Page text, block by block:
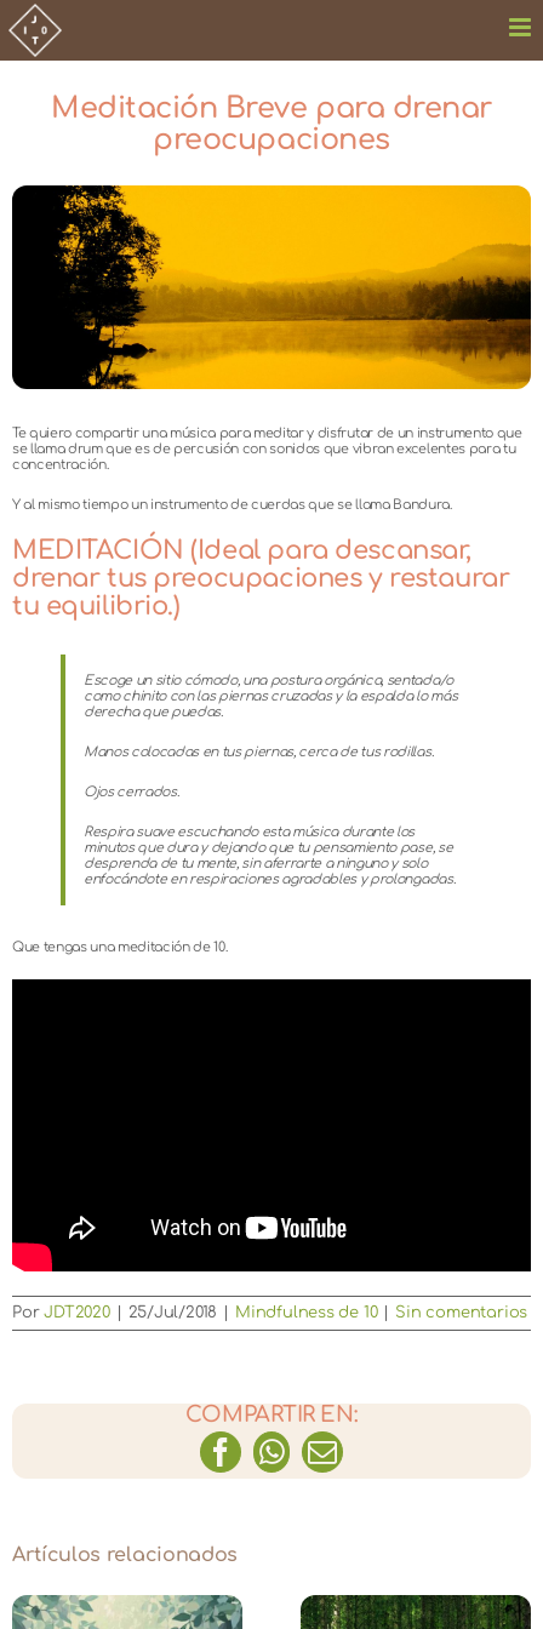
Saltar
al
contenido
Meditación Breve para drenar
preocupaciones
Ver
grande
Te quiero compartir una música para meditar y disfrutar de un instrumento que
se llama drum que es de percusión con sonidos que vibran excelentes para tu
concentración.
Y al mismo tiempo un instrumento de cuerdas que se llama Bandura.
MEDITACIÓN (Ideal para descansar,
drenar tus preocupaciones y restaurar
tu equilibrio.)
Escoge un sitio cómodo, una postura orgánica, sentada/o
como chinito con las piernas cruzadas y la espalda lo más
derecha que puedas.
Manos colocadas en tus piernas, cerca de tus rodillas.
Ojos cerrados.
Respira suave escuchando esta música durante los
minutos que dura y dejando que tu pensamiento pase, se
desprenda de tu mente, sin aferrarte a ninguno y solo
enfocándote en respiraciones agradables y prolongadas.
Que tengas una meditación de 10.
PorJDT2020 25/Jul/2018 Mindfulness de 10 Sin comentarios
COMPARTIR EN:
Facebook
WhatsApp
Correo
Artículos relacionados